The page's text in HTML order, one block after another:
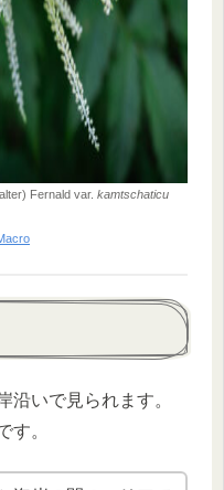
Fernald var. kamtschaticu
沿いで見られます。
す。